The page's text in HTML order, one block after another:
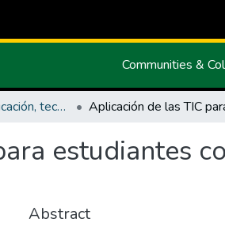
Communities &
Maestría en Educación, tecnología e innovación.
estudiantes
Abstract